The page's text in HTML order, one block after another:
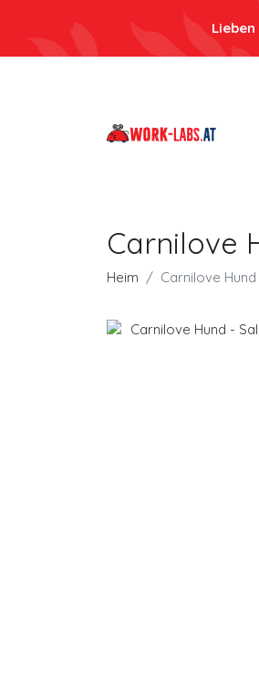
Carnilove
Heim Carnilove